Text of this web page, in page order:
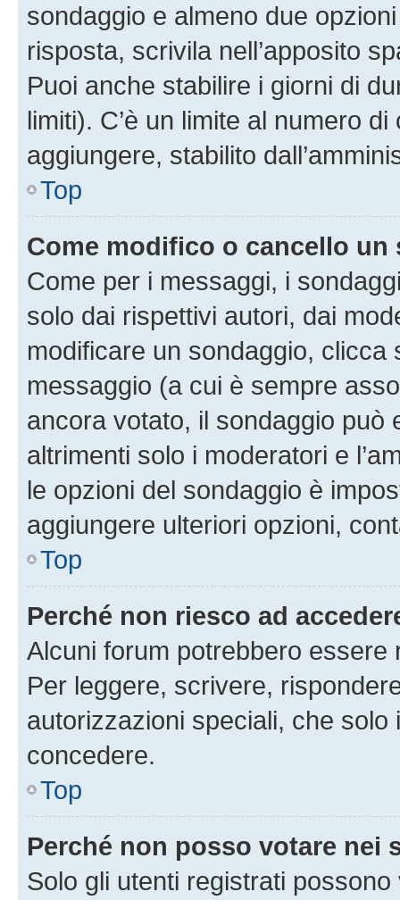
sondaggio e almeno due
risposta, scrivila nell’apposito
Puoi anche stabilire i giorni di
limiti). C’è un limite al numero
aggiungere, stabilito
Top
Come modifico o cancello un
Come per i messaggi, i
solo dai rispettivi autori, dai
modificare un sondaggio,
messaggio (a cui è sempre
ancora votato, il sondaggio può
altrimenti solo i moderatori e
le opzioni del sondaggio è
aggiungere ulteriori opzioni,
Top
Perché non riesco ad
Alcuni forum potrebbero
Per leggere, scrivere,
autorizzazioni speciali, che solo
concedere.
Top
Perché non posso votare nei
Solo gli utenti registrati